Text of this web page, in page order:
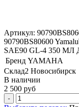
Артикул:
90790BS80600
SAE90 GL-4 350
Бренд YAMAHA
Склад2 Новосибирск
В наличии
2 500 руб